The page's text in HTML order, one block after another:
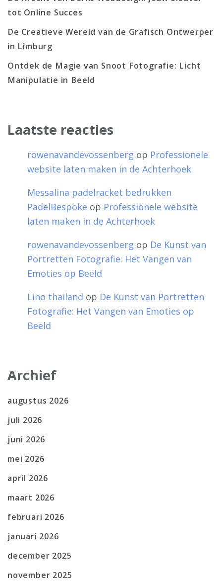
tot Online Succes
De Creatieve Wereld van de Grafisch Ontwerper
in Limburg
Ontdek de Magie van Snoot Fotografie: Licht
Manipulatie in Beeld
Laatste reacties
rowenavandevossenberg op Professionele
website laten maken in de Achterhoek
Messalina padelracket bedrukken
PadelBespoke op Professionele website
laten maken in de Achterhoek
rowenavandevossenberg op De Kunst van
Portretten Fotografie: Het Vangen van
Emoties op Beeld
Lino thailand op De Kunst van Portretten
Fotografie: Het Vangen van Emoties op
Beeld
Archief
augustus 2026
juli 2026
juni 2026
mei 2026
april 2026
maart 2026
februari 2026
januari 2026
december 2025
november 2025